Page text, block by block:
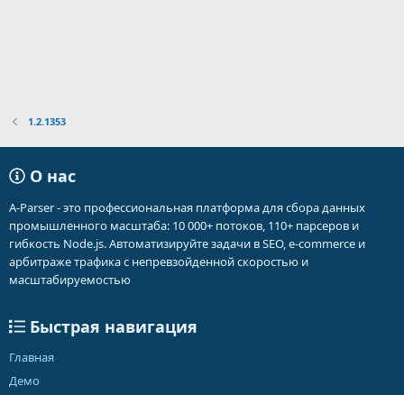
1.2.1353
О нас
A-Parser - это профессиональная платформа для сбора данных
промышленного масштаба: 10 000+ потоков, 110+ парсеров и
гибкость Node.js. Автоматизируйте задачи в SEO, e-commerce и
арбитраже трафика с непревзойденной скоростью и
масштабируемостью
Быстрая навигация
Главная
Демо